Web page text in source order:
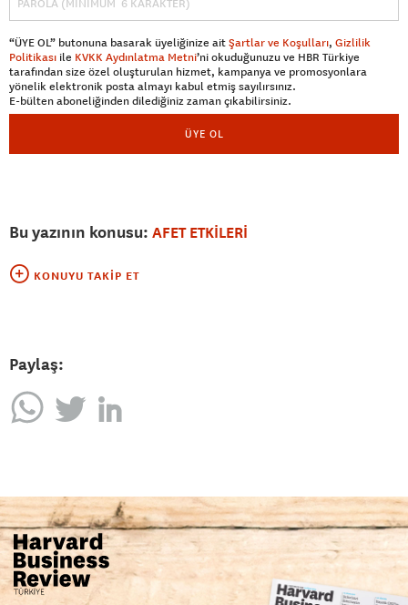
“ÜYE OL” butonuna basarak üyeliğinize aitŞartlar ve Koşulları, Gizlilik
Politikası ile KVKK Aydınlatma Metni’ni okuduğunuzu ve HBR Türkiye
tarafından size özel oluşturulan hizmet, kampanya ve promosyonlara
yönelik elektronik posta almayı kabul etmiş sayılırsınız.
E-bülten aboneliğinden dilediğiniz zaman çıkabilirsiniz.
ÜYE OL
Bu yazının konusu: AFET ETKİLERİ
KONUYU TAKIP ET
Paylaş: